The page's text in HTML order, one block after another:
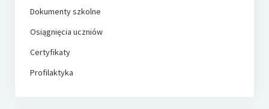
Dokumenty szkolne
Osiągnięcia uczniów
Certyfikaty
Profilaktyka